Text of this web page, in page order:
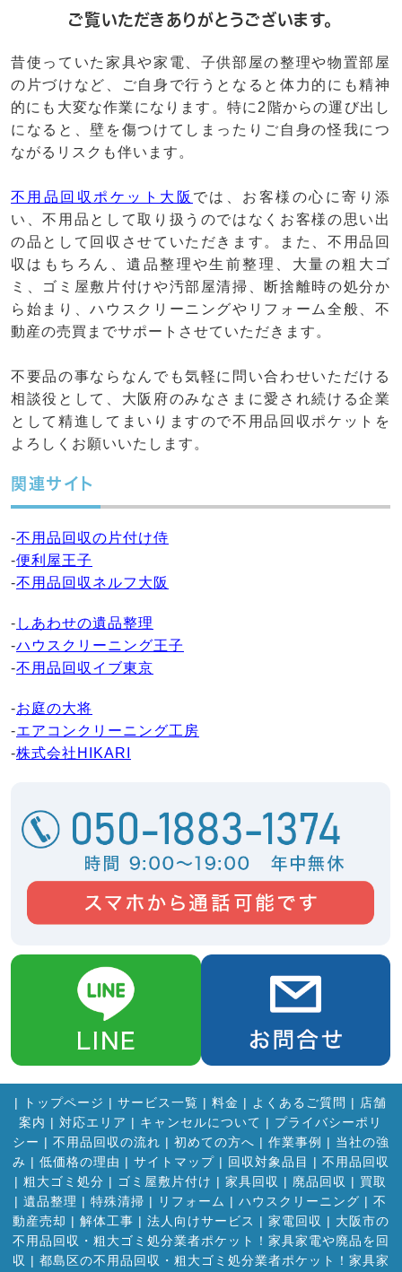
ご覧いただきありがとうございます。
昔使っていた家具や家電、子供部屋の整理や物置部屋
の片づけなど、ご自身で行うとなると体力的にも精神
的にも大変な作業になります。特に2階からの運び出し
になると、壁を傷つけてしまったりご自身の怪我につ
ながるリスクも伴います。
不用品回収ポケット大阪 では、お客様の心に寄り添
い、不用品として取り扱うのではなくお客様の思い出
の品として回収させていただきます。また、不用品回
収はもちろん、遺品整理や生前整理、大量の粗大ゴ
ミ、ゴミ屋敷片付けや汚部屋清掃、断捨離時の処分か
ら始まり、ハウスクリーニングやリフォーム全般、不
動産の売買までサポートさせていただきます。
不要品の事ならなんでも気軽に問い合わせいただける
相談役として、大阪府のみなさまに愛され続ける企業
として精進してまいりますので不用品回収ポケットを
よろしくお願いいたします。
関連サイト
-不用品回収の片付け侍
-便利屋王子
-不用品回収ネルフ大阪
- しあわせの遺品整理
-ハウスクリーニング王子
-不用品回収イブ東京
-お庭の大将
-エアコンクリーニング工房
-株式会社HIKARI
| トップページ | サービス一覧 | 料金 | よくあるご質問 | 店舗
案内 | 対応エリア | キャンセルについて | プライバシーポリ
シー | 不用品回収の流れ | 初めての方へ | 作業事例 | 当社の強
み | 低価格の理由 | サイトマップ| 回収対象品目 | 不用品回収
| 粗大ゴミ処分 | ゴミ屋敷片付け | 家具回収 | 廃品回収 | 買取
| 遺品整理 | 特殊清掃 | リフォーム | ハウスクリーニング | 不
動産売却 | 解体工事 | 法人向けサービス | 家電回収 | 大阪市の
不用品回収・粗大ゴミ処分業者ポケット！家具家電や廃品を回
収 | 都島区の不用品回収・粗大ゴミ処分業者ポケット！家具家